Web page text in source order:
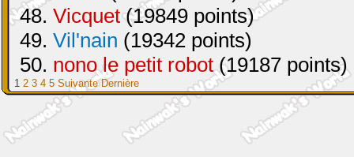
48. Vicquet(19849 points)
49. Vil'nain (19342 points)
50. nono le petit robot(19187 points)
1 2 3 4 5 Suivante Dernière